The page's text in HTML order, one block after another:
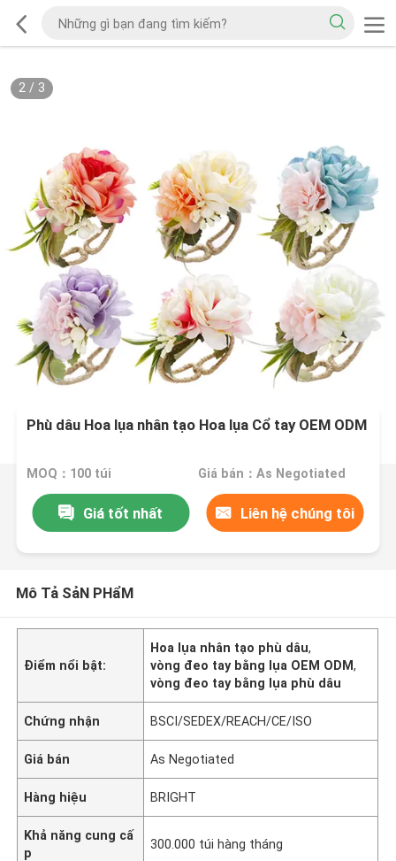
2/ 3
Phù dâu Hoa lụa nhân tạo Hoa lụa Cổ tay OEM ODM
MOQ：100 túi Giá bán：As Negotiated
Giá tốt nhất Liên hệ chúng tôi
Mô Tả SảN PHẩM
Điểm nổi bật:
Hoa lụa nhân tạo phù dâu,
vòng đeo tay bằng lụa OEM ODM,
vòng đeo tay bằng lụa phù dâu
Chứng nhận BSCI/SEDEX/REACH/CE/ISO
Giá bán As Negotiated
Hàng hiệu BRIGHT
Khả năng cung cấ
p
300.000 túi hàng tháng